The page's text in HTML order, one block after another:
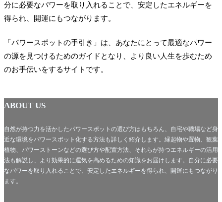
分に必要なパワーを取り入れることで、安定したエネルギーを
得られ、開運にもつながります。
「パワースポットの手引き」は、あなたにとって最適なパワー
の源を見つけるためのガイドとなり、より良い人生を歩むため
のお手伝いをするサイトです。
ABOUT US
自然が持つ力を活かしたパワースポットの選び方はもちろん、自宅や職場など身
近な環境をパワースポット化する方法も詳しく紹介します。縁起物や置物、観葉
植物、パワーストーンなどの選び方や配置方法、それらが持つエネルギーの活用
法も解説し、より効果的に運気を高めるための知識をお届けします。自分に必要
なパワーを取り入れることで、安定したエネルギーを得られ、開運にもつながり
ます。